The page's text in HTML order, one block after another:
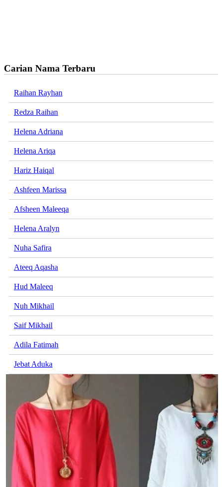
Carian Nama Terbaru
Raihan Rayhan
Redza Raihan
Helena Adriana
Helena Ariqa
Hariz Haiqal
Ashfeen Marissa
Afsheen Maleeqa
Helena Aralyn
Nuha Safira
Ateeq Aqasha
Hud Maleeq
Nuh Mikhail
Saif Mikhail
Adila Fatimah
Jebat Aduka